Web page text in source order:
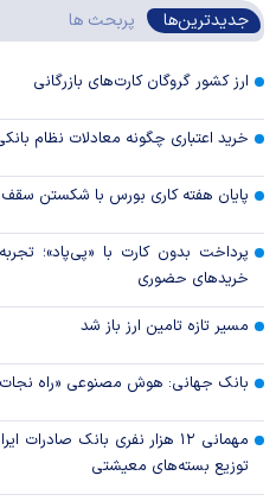
جدیدترین‌ها پربحث ها
ارز کشور گروگان کارت‌های بازرگانی
خرید اعتباری چگونه معادلات نظام
پایان هفته کاری بورس با شکستن سقف ۵.۴ میلیون واحد
پرداخت بدون کارت با «پی‌پاد»؛
خریدهای حضوری
مسیر تازه تامین ارز باز شد
بانک جهانی: هوش مصنوعی «راه
مهمانی ۱۲ هزار نفری بانک
توزیع بسته‌های معیشتی